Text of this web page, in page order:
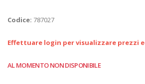
Codice: 787027
Effettuare login per visualizzare prezzi
AL MOMENTO NON DISPONIBILE